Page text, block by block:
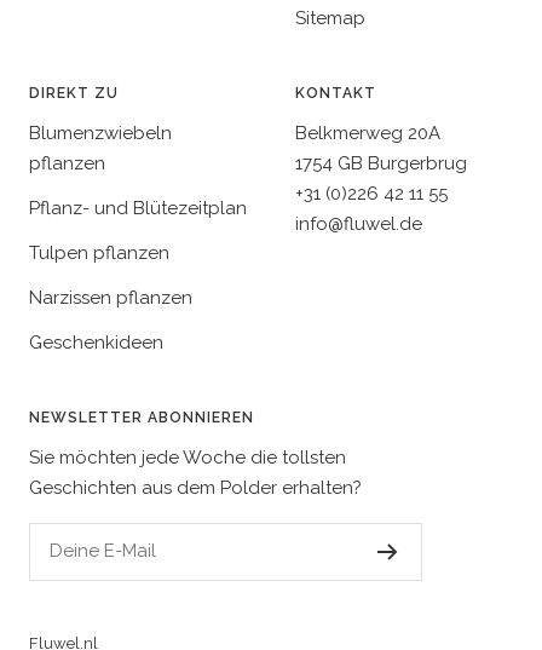
Sitemap
DIREKT ZU
Blumenzwiebeln
pflanzen
Pflanz- und Blütezeitplan
Tulpen pflanzen
Narzissen pflanzen
Geschenkideen
KONTAKT
Belkmerweg 20A
1754 GB Burgerbrug
+31 (0)226 42 11 55
info@fluwel.de
NEWSLETTER ABONNIEREN
Sie möchten jede Woche die tollsten
Geschichten aus dem Polder erhalten?
Deine E-Mail
Fluwel.nl